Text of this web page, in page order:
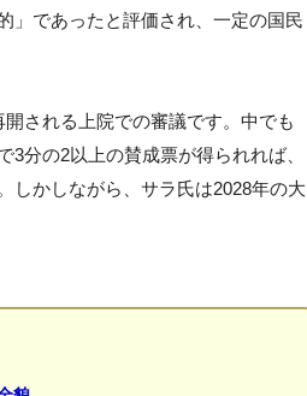
」であったと評価され、一定の国民
される上院での審議です。中でも
分の2以上の賛成票が得られれば、
しかしながら、サラ氏は2028年の大